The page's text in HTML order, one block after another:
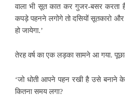
वाला भी सूत कात कर गुजर-बसर
कपड़े पहनने लगोगे तो दसियों सूतकारो और
हो जायेगा.’
तेरह वर्ष का एक लड़का सामने आ गया.
‘जो धोती आपने पहन रखी हैउसे बनाने
कितना समय लगा?